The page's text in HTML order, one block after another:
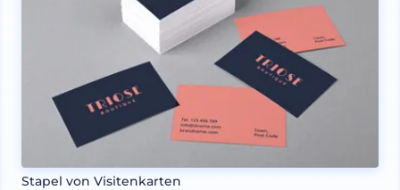
Stapel von Visitenkarten